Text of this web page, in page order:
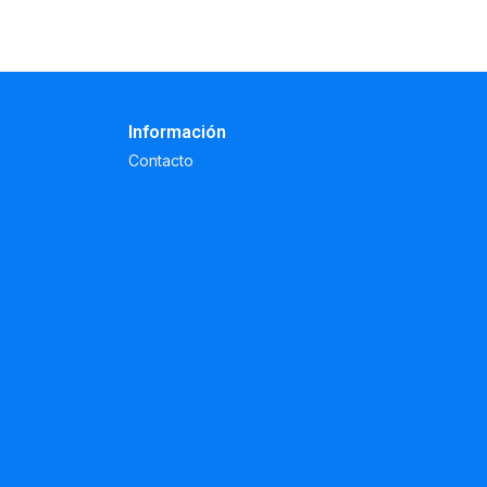
Información
Contacto